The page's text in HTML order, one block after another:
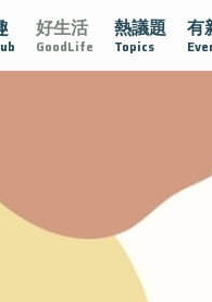
好生活
GoodLife
熱議題
Topics
有
達文西手術專欄 2025